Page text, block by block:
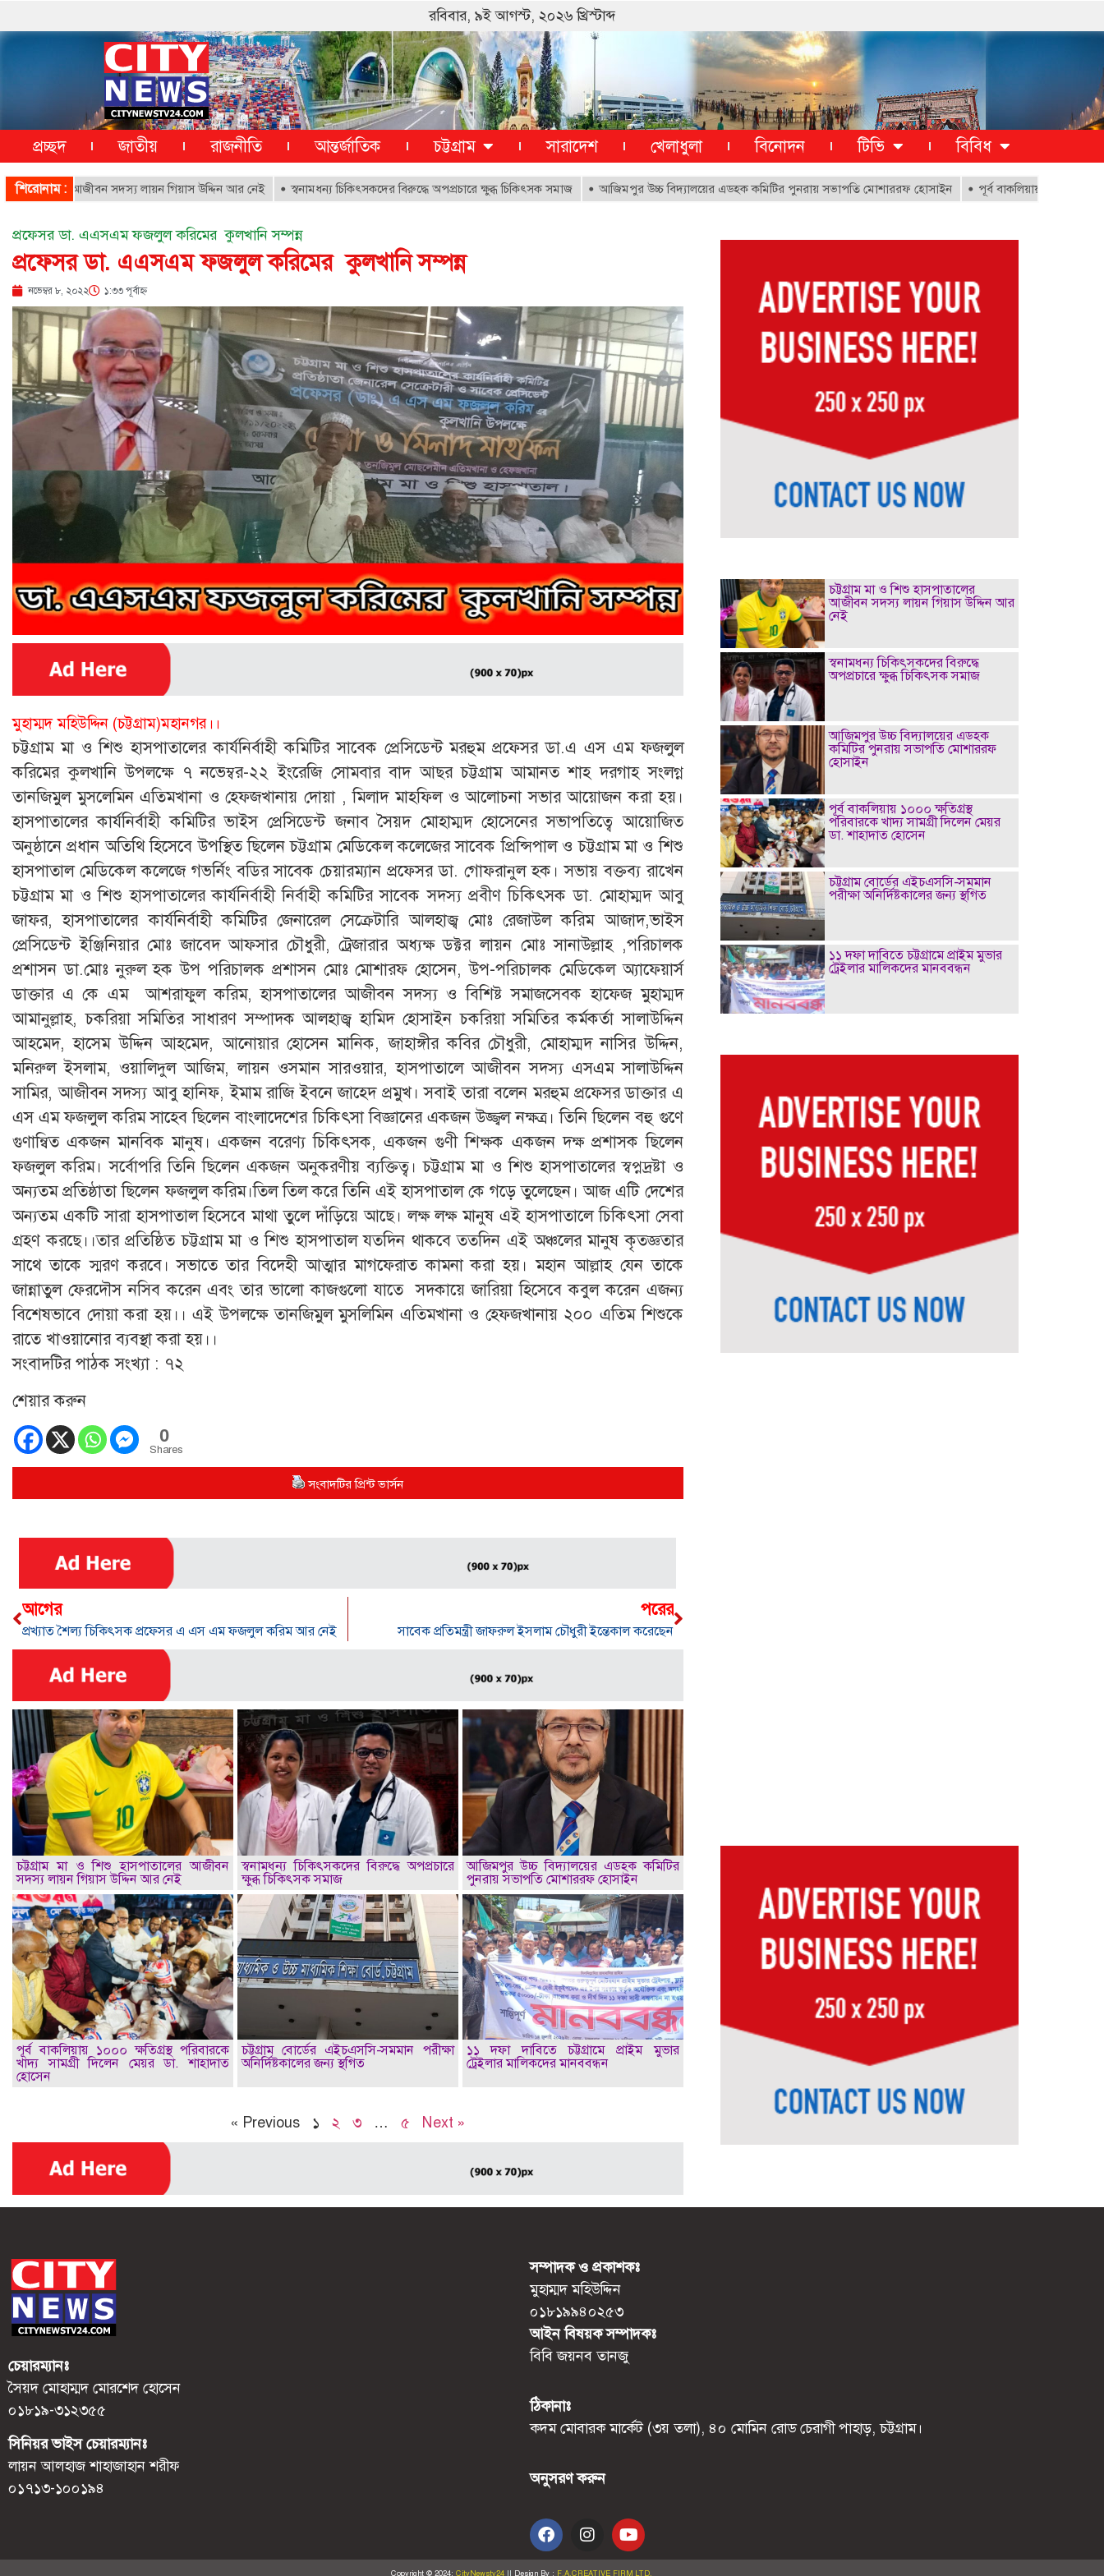
রবিবার, ৯ই আগস্ট, ২০২৬ খ্রিস্টাব্দ
প্রচ্ছদ জাতীয় রাজনীতি আন্তর্জাতিক চট্টগ্রাম সারাদেশ খেলাধুলা বিনোদন টিভি বিবিধ
শিরোনাম :
আজীবন সদস্য লায়ন গিয়াস উদ্দিন আর নেই স্বনামধন্য চিকিৎসকদের বিরুদ্ধে অপপ্রচারে ক্ষুব্ধ চিকিৎসক সমাজ আজিমপুর উচ্চ বিদ্যালয়ের এডহক কমিটির পুনরায় সভাপতি মোশাররফ হোসাইন পূর্ব বাকলিয়ায় ১০০০ ক্ষতিগ্রস্থ
প্রফেসর ডা. এএসএম ফজলুল করিমের কুলখানি সম্পন্ন
প্রফেসর ডা. এএসএম ফজলুল করিমের কুলখানি সম্পন্ন
নভেম্বর ৮, ২০২২ ১:৩৩ পূর্বাহ্ণ
মুহাম্মদ মহিউদ্দিন (চট্টগ্রাম)মহানগর।।
চট্টগ্রাম মা ও শিশু হাসপাতালের কার্যনির্বাহী কমিটির সাবেক প্রেসিডেন্ট মরহুম প্রফেসর ডা.এ এস এম ফজলুল
করিমের কুলখানি উপলক্ষে ৭ নভেম্বর-২২ ইংরেজি সোমবার বাদ আছর চট্টগ্রাম আমানত শাহ দরগাহ সংলগ্ন
তানজিমুল মুসলেমিন এতিমখানা ও হেফজখানায় দোয়া , মিলাদ মাহফিল ও আলোচনা সভার আয়োজন করা হয়।
হাসপাতালের কার্যনির্বাহী কমিটির ভাইস প্রেসিডেন্ট জনাব সৈয়দ মোহাম্মদ হোসেনের সভাপতিত্বে আয়োজিত
অনুষ্ঠানে প্রধান অতিথি হিসেবে উপস্থিত ছিলেন চট্টগ্রাম মেডিকেল কলেজের সাবেক প্রিন্সিপাল ও চট্টগ্রাম মা ও শিশু
হাসপাতাল মেডিকেল কলেজে গভর্নিং বডির সাবেক চেয়ারম্যান প্রফেসর ডা. গোফরানুল হক। সভায় বক্তব্য রাখেন
চট্টগ্রাম মা ও শিশু হাসপাতালের কার্যনির্বাহী নির্বাহী কমিটির সাবেক সদস্য প্রবীণ চিকিৎসক ডা. মোহাম্মদ আবু
জাফর, হাসপাতালের কার্যনির্বাহী কমিটির জেনারেল সেক্রেটারি আলহাজ্ব মোঃ রেজাউল করিম আজাদ,ভাইস
প্রেসিডেন্ট ইঞ্জিনিয়ার মোঃ জাবেদ আফসার চৌধুরী, ট্রেজারার অধ্যক্ষ ডক্টর লায়ন মোঃ সানাউল্লাহ ,পরিচালক
প্রশাসন ডা.মোঃ নুরুল হক উপ পরিচালক প্রশাসন মোঃ মোশারফ হোসেন, উপ-পরিচালক মেডিকেল অ্যাফেয়ার্স
ডাক্তার এ কে এম আশরাফুল করিম, হাসপাতালের আজীবন সদস্য ও বিশিষ্ট সমাজসেবক হাফেজ মুহাম্মদ
আমানুল্লাহ, চকরিয়া সমিতির সাধারণ সম্পাদক আলহাজ্ব হামিদ হোসাইন চকরিয়া সমিতির কর্মকর্তা সালাউদ্দিন
আহমেদ, হাসেম উদ্দিন আহমেদ, আনোয়ার হোসেন মানিক, জাহাঙ্গীর কবির চৌধুরী, মোহাম্মদ নাসির উদ্দিন,
মনিরুল ইসলাম, ওয়ালিদুল আজিম, লায়ন ওসমান সারওয়ার, হাসপাতালে আজীবন সদস্য এসএম সালাউদ্দিন
সামির, আজীবন সদস্য আবু হানিফ, ইমাম রাজি ইবনে জাহেদ প্রমুখ। সবাই তারা বলেন মরহুম প্রফেসর ডাক্তার এ
এস এম ফজলুল করিম সাহেব ছিলেন বাংলাদেশের চিকিৎসা বিজ্ঞানের একজন উজ্জ্বল নক্ষত্র। তিনি ছিলেন বহু গুণে
গুণান্বিত একজন মানবিক মানুষ। একজন বরেণ্য চিকিৎসক, একজন গুণী শিক্ষক একজন দক্ষ প্রশাসক ছিলেন
ফজলুল করিম। সর্বোপরি তিনি ছিলেন একজন অনুকরণীয় ব্যক্তিত্ব। চট্টগ্রাম মা ও শিশু হাসপাতালের স্বপ্নদ্রষ্টা ও
অন্যতম প্রতিষ্ঠাতা ছিলেন ফজলুল করিম।তিল তিল করে তিনি এই হাসপাতাল কে গড়ে তুলেছেন। আজ এটি দেশের
অন্যতম একটি সারা হাসপাতাল হিসেবে মাথা তুলে দাঁড়িয়ে আছে। লক্ষ লক্ষ মানুষ এই হাসপাতালে চিকিৎসা সেবা
গ্রহণ করছে।।তার প্রতিষ্ঠিত চট্টগ্রাম মা ও শিশু হাসপাতাল যতদিন থাকবে ততদিন এই অঞ্চলের মানুষ কৃতজ্ঞতার
সাথে তাকে স্মরণ করবে। সভাতে তার বিদেহী আত্মার মাগফেরাত কামনা করা হয়। মহান আল্লাহ যেন তাকে
জান্নাতুল ফেরদৌস নসিব করেন এবং তার ভালো কাজগুলো যাতে সদকায়ে জারিয়া হিসেবে কবুল করেন এজন্য
বিশেষভাবে দোয়া করা হয়।। এই উপলক্ষে তানজিমুল মুসলিমিন এতিমখানা ও হেফজখানায় ২০০ এতিম শিশুকে
রাতে খাওয়ানোর ব্যবস্থা করা হয়।।
সংবাদটির পাঠক সংখ্যা : ৭২
শেয়ার করুন
0
Shares
সংবাদটির প্রিন্ট ভার্সন
আগের
প্রখ্যাত শৈল্য চিকিৎসক প্রফেসর এ এস এম ফজলুল করিম আর নেই
পরের
সাবেক প্রতিমন্ত্রী জাফরুল ইসলাম চৌধুরী ইন্তেকাল করেছেন
চট্টগ্রাম মা ও শিশু হাসপাতালের আজীবন
সদস্য লায়ন গিয়াস উদ্দিন আর নেই
স্বনামধন্য চিকিৎসকদের বিরুদ্ধে অপপ্রচারে
ক্ষুব্ধ চিকিৎসক সমাজ
আজিমপুর উচ্চ বিদ্যালয়ের এডহক কমিটির
পুনরায় সভাপতি মোশাররফ হোসাইন
পূর্ব বাকলিয়ায় ১০০০ ক্ষতিগ্রস্থ পরিবারকে
খাদ্য সামগ্রী দিলেন মেয়র ডা. শাহাদাত
হোসেন
চট্টগ্রাম বোর্ডের এইচএসসি-সমমান পরীক্ষা
অনির্দিষ্টকালের জন্য স্থগিত
১১ দফা দাবিতে চট্টগ্রামে প্রাইম মুভার
ট্রেইলার মালিকদের মানববন্ধন
« Previous ১ ২ ৩ … ৫ Next »
চট্টগ্রাম মা ও শিশু হাসপাতালের
আজীবন সদস্য লায়ন গিয়াস উদ্দিন আর
নেই
স্বনামধন্য চিকিৎসকদের বিরুদ্ধে
অপপ্রচারে ক্ষুব্ধ চিকিৎসক সমাজ
আজিমপুর উচ্চ বিদ্যালয়ের এডহক
কমিটির পুনরায় সভাপতি মোশাররফ
হোসাইন
পূর্ব বাকলিয়ায় ১০০০ ক্ষতিগ্রস্থ
পরিবারকে খাদ্য সামগ্রী দিলেন মেয়র
ডা. শাহাদাত হোসেন
চট্টগ্রাম বোর্ডের এইচএসসি-সমমান
পরীক্ষা অনির্দিষ্টকালের জন্য স্থগিত
১১ দফা দাবিতে চট্টগ্রামে প্রাইম মুভার
ট্রেইলার মালিকদের মানববন্ধন
চেয়ারম্যানঃ
সৈয়দ মোহাম্মদ মোরশেদ হোসেন
০১৮১৯-৩১২৩৫৫
সিনিয়র ভাইস চেয়ারম্যানঃ
লায়ন আলহাজ শাহাজাহান শরীফ
০১৭১৩-১০০১৯৪
সম্পাদক ও প্রকাশকঃ
মুহাম্মদ মহিউদ্দিন
০১৮১৯৯৪০২৫৩
আইন বিষয়ক সম্পাদকঃ
বিবি জয়নব তানজু
ঠিকানাঃ
কদম মোবারক মার্কেট (৩য় তলা), ৪০ মোমিন রোড চেরাগী পাহাড়, চট্টগ্রাম।
অনুসরণ করুন
Copyright © 2024: CityNewstv24 II Design By : F.A.CREATIVE FIRM LTD.